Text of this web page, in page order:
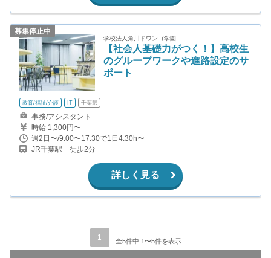
募集停止中
学校法人角川ドワンゴ学園
【社会人基礎力がつく！】高校生
のグループワークや進路設定のサ
ポート
教育/福祉/介護 IT 千葉県
事務/アシスタント
時給 1,300円〜
週2日〜/9:00〜17:30で1日4.30h〜
JR千葉駅 徒歩2分
詳しく見る
1 全5件中 1〜5件を表示